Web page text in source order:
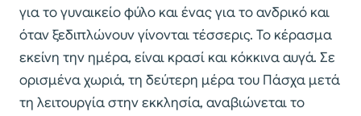
για το γυναικείο φύλο και ένας για το ανδρικό και
όταν ξεδιπλώνουν γίνονται τέσσερις. Το κέρασμα
εκείνη την ημέρα, είναι κρασί και κόκκινα αυγά. Σε
ορισμένα χωριά, τη δεύτερη μέρα του Πάσχα μετά
τη λειτουργία στην εκκλησία, αναβιώνεται το